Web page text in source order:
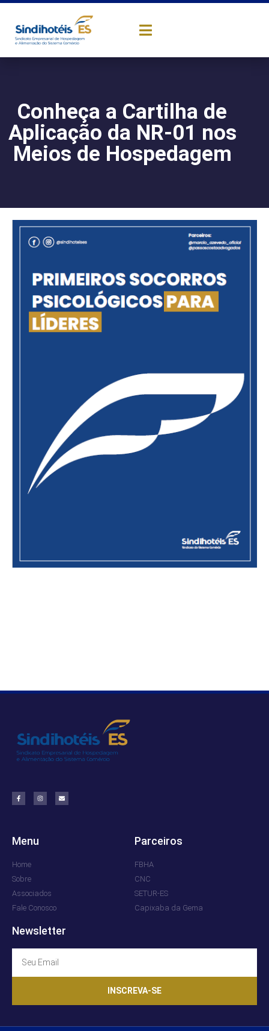
Conheça a Cartilha de
Aplicação da NR-01 nos
Meios de Hospedagem
Menu
Home
Sobre
Associados
Fale Conosco
Parceiros
FBHA
CNC
SETUR-ES
Capixaba da Gema
Newsletter
INSCREVA-SE